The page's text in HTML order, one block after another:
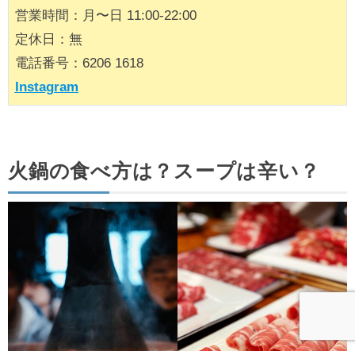
営業時間：月〜日 11:00-22:00
定休日：無
電話番号：6206 1618
Instagram
火鍋の食べ方は？スープは辛い？